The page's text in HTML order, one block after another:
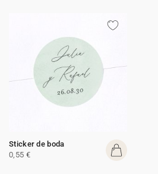
Sticker de boda
0,55 €